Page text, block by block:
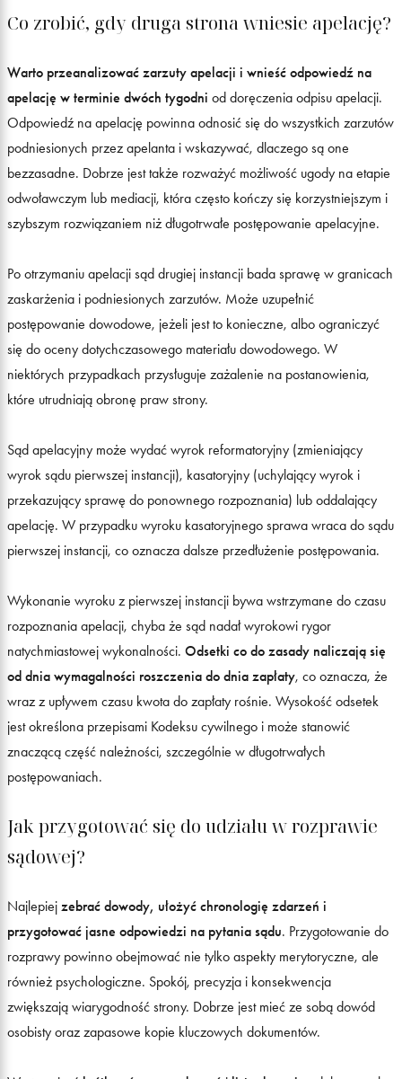
Co zrobić, gdy druga strona wniesie apelację?
Warto przeanalizować zarzuty apelacji i wnieść odpowiedź na
apelację w terminie dwóch tygodni od doręczenia odpisu apelacji.
Odpowiedź na apelację powinna odnosić się do wszystkich zarzutów
podniesionych przez apelanta i wskazywać, dlaczego są one
bezzasadne. Dobrze jest także rozważyć możliwość ugody na etapie
odwoławczym lub mediacji, która często kończy się korzystniejszym i
szybszym rozwiązaniem niż długotrwałe postępowanie apelacyjne.
Po otrzymaniu apelacji sąd drugiej instancji bada sprawę w granicach
zaskarżenia i podniesionych zarzutów. Może uzupełnić
postępowanie dowodowe, jeżeli jest to konieczne, albo ograniczyć
się do oceny dotychczasowego materiału dowodowego. W
niektórych przypadkach przysługuje zażalenie na postanowienia,
które utrudniają obronę praw strony.
Sąd apelacyjny może wydać wyrok reformatoryjny (zmieniający
wyrok sądu pierwszej instancji), kasatoryjny (uchylający wyrok i
przekazujący sprawę do ponownego rozpoznania) lub oddalający
apelację. W przypadku wyroku kasatoryjnego sprawa wraca do sądu
pierwszej instancji, co oznacza dalsze przedłużenie postępowania.
Wykonanie wyroku z pierwszej instancji bywa wstrzymane do czasu
rozpoznania apelacji, chyba że sąd nadał wyrokowi rygor
natychmiastowej wykonalności. Odsetki co do zasady naliczają się
od dnia wymagalności roszczenia do dnia zapłaty, co oznacza, że
wraz z upływem czasu kwota do zapłaty rośnie. Wysokość odsetek
jest określona przepisami Kodeksu cywilnego i może stanowić
znaczącą część należności, szczególnie w długotrwałych
postępowaniach.
Jak przygotować się do udziału w rozprawie
sądowej?
Najlepiej zebrać dowody, ułożyć chronologię zdarzeń i
przygotować jasne odpowiedzi na pytania sądu. Przygotowanie do
rozprawy powinno obejmować nie tylko aspekty merytoryczne, ale
również psychologiczne. Spokój, precyzja i konsekwencja
zwiększają wiarygodność strony. Dobrze jest mieć ze sobą dowód
osobisty oraz zapasowe kopie kluczowych dokumentów.